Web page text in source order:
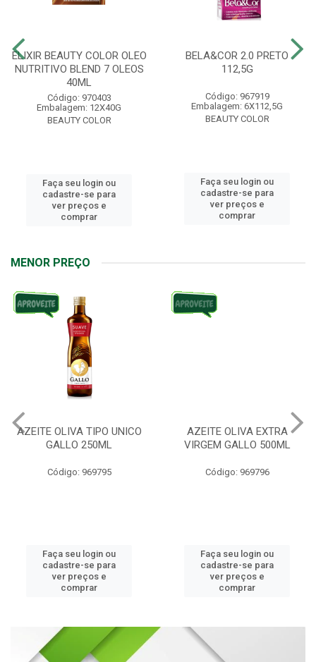
ELIXIR BEAUTY COLOR OLEO
NUTRITIVO BLEND 7 OLEOS
40ML
Código: 970403
Embalagem: 12X40G
BEAUTY COLOR
Faça seu login ou
cadastre-se para
ver preços e
comprar
BELA&COR 2.0 PRETO
112,5G
Código: 967919
Embalagem: 6X112,5G
BEAUTY COLOR
Faça seu login ou
cadastre-se para
ver preços e
comprar
MENOR PREÇO
AZEITE OLIVA TIPO UNICO
GALLO 250ML
Código: 969795
Faça seu login ou
cadastre-se para
ver preços e
comprar
AZEITE OLIVA EXTRA
VIRGEM GALLO 500ML
Código: 969796
Faça seu login ou
cadastre-se para
ver preços e
comprar